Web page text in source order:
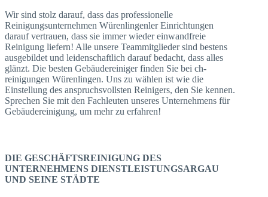
Wir sind stolz darauf, dass das professionelle
Reinigungsunternehmen Würenlingenler Einrichtungen
darauf vertrauen, dass sie immer wieder einwandfreie
Reinigung liefern! Alle unsere Teammitglieder sind bestens
ausgebildet und leidenschaftlich darauf bedacht, dass alles
glänzt. Die besten Gebäudereiniger finden Sie bei ch-
reinigungen Würenlingen. Uns zu wählen ist wie die
Einstellung des anspruchsvollsten Reinigers, den Sie kennen.
Sprechen Sie mit den Fachleuten unseres Unternehmens für
Gebäudereinigung, um mehr zu erfahren!
DIE GESCHÄFTSREINIGUNG DES
UNTERNEHMENS DIENSTLEISTUNGSARGAU
UND SEINE STÄDTE